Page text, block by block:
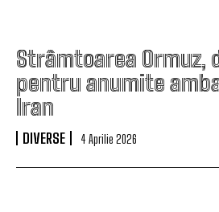
Strâmtoarea Ormuz,
pentru anumite
Iran
DIVERSE 4 Aprilie 2026